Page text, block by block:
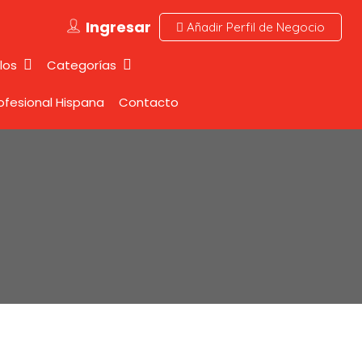
Ingresar Añadir Perfil de Negocio
Categorías
Hispana Contacto